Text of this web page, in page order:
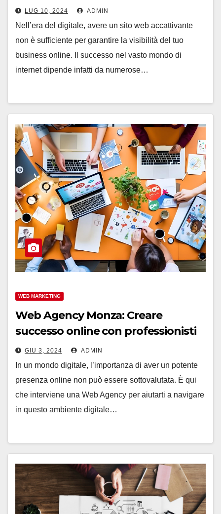
Ineguagliabile
LUG 10, 2024 ADMIN
Nell’era del digitale, avere un sito web accattivante
non è sufficiente per garantire la visibilità del tuo
business online. Il successo nel vasto mondo di
internet dipende infatti da numerose…
WEB MARKETING
Web Agency Monza: Creare
successo online con professionisti
qualificati
GIU 3, 2024 ADMIN
In un mondo digitale, l’importanza di aver un potente
presenza online non può essere sottovalutata. È qui
che interviene una Web Agency per aiutarti a navigare
in questo ambiente digitale…